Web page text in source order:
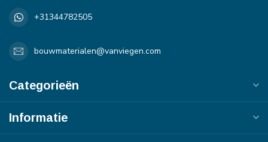
+31344782505
bouwmaterialen@vanviegen.com
Categorieën
Informatie